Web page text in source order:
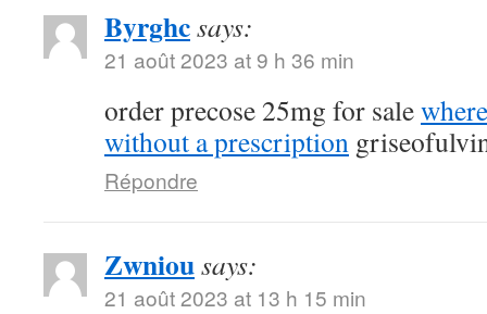
Byrghcsays:
21 août 2023 at 9 h 36 min
order precose 25mg for sale
without a prescription
Répondre
Zwniousays:
21 août 2023 at 13 h 15 min